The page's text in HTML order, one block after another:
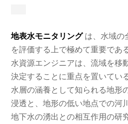
地表水モニタリングは、水域の
を評価する上で極めて重要であ
水資源エンジニアは、流域を移
決定することに重点を置いてい
水層の涵養として知られる地形
浸透と、地形の低い地点での河
地下水の湧出との相互作用の研